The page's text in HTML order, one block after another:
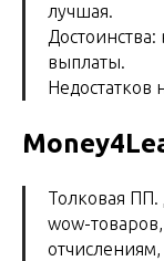
лучшая.
выплаты.
Недостатков
Толковая ПП.
wow-
отчислениям,